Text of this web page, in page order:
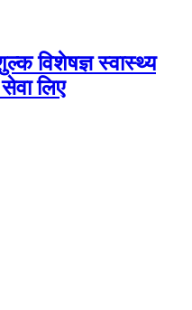
विशेषज्ञ स्वास्थ्य
लिए